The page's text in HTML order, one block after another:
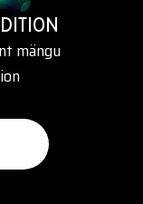
mängu